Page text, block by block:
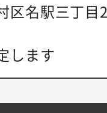
区名駅三丁
します